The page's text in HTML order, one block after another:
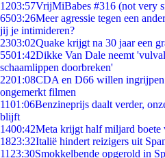
1203:57VrijMiBabes #316 (not very
6503:26Meer agressie tegen een
jij je intimideren?
2303:02Quake krijgt na 30 jaar een
5501:42Dikke Van Dale neemt
schaamlippen doorbreken'
2201:08CDA en D66 willen ingrijpen
ongemerkt filmen
1101:06Benzineprijs daalt verder,
blijft
1400:42Meta krijgt half miljard boete
1823:32Italië hindert reizigers uit
11 23:30Smokkelbende opgerold in